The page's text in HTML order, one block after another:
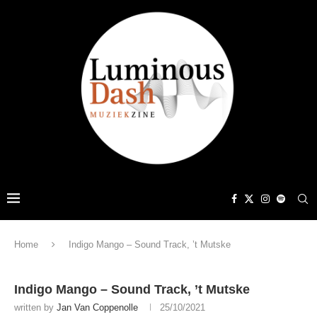
Home Indigo Mango – Sound Track, ’t Mutske
Indigo Mango – Sound Track, ’t Mutske
written by Jan Van Coppenolle 25/10/2021